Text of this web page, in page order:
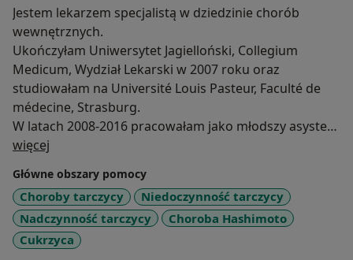
Jestem lekarzem specjalistą w dziedzinie chorób
wewnętrznych.
Ukończyłam Uniwersytet Jagielloński, Collegium
Medicum, Wydział Lekarski w 2007 roku oraz
studiowałam na Université Louis Pasteur, Faculté de
médecine, Strasburg.
W latach 2008-2016 pracowałam jako młodszy asystent
na Oddział Kliniczny Kliniki Endokrynologii, Szpital
Uniwersytecki w Krakowie. Ponadto jestem
nauczycielem akademickim- Introduction to Internal
Medicine i
Endocrinology- Uniwersytet Jagielloński, Collegium
Medicum, Szkoła
więcej
Główne obszary pomocy
Choroby tarczycy
Niedoczynność tarczycy
Nadczynność tarczycy
Choroba Hashimoto
Cukrzyca